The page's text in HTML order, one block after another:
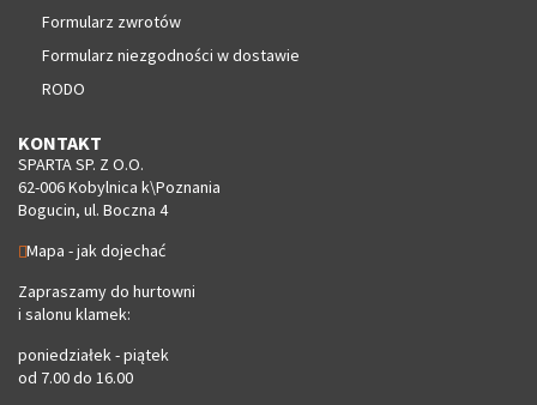
Formularz zwrotów
Formularz niezgodności w dostawie
RODO
KONTAKT
SPARTA SP. Z O.O.
62-006 Kobylnica k\Poznania
Bogucin, ul. Boczna 4
Mapa - jak dojechać
Zapraszamy do hurtowni
i salonu klamek:
poniedziałek - piątek
od 7.00 do 16.00